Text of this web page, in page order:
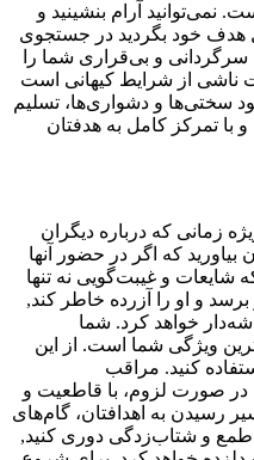
آرام بنشینید و
هدف خود بگردید در جستجوی
سرگردانی و بی‌قراری شما را
ناشی از شرایط کیهانی است
سختی‌ها و دشواری‌ها، تسلیم
و با تمرکز کامل به هدفتان
زمانی که درباره دیگران
که اگر در حضور آنها
شایعات و غیبت‌گویی نه تنها
و او را آزرده خاطر کند,
خواهد کرد. شما
ویژگی شما است. از این
کنید. مراقب
در صورت لزوم، با قاطعیت و
رسیدن به اهدافتان، گام‌های
طمع و شتاب‌زدگی دوری کنید,